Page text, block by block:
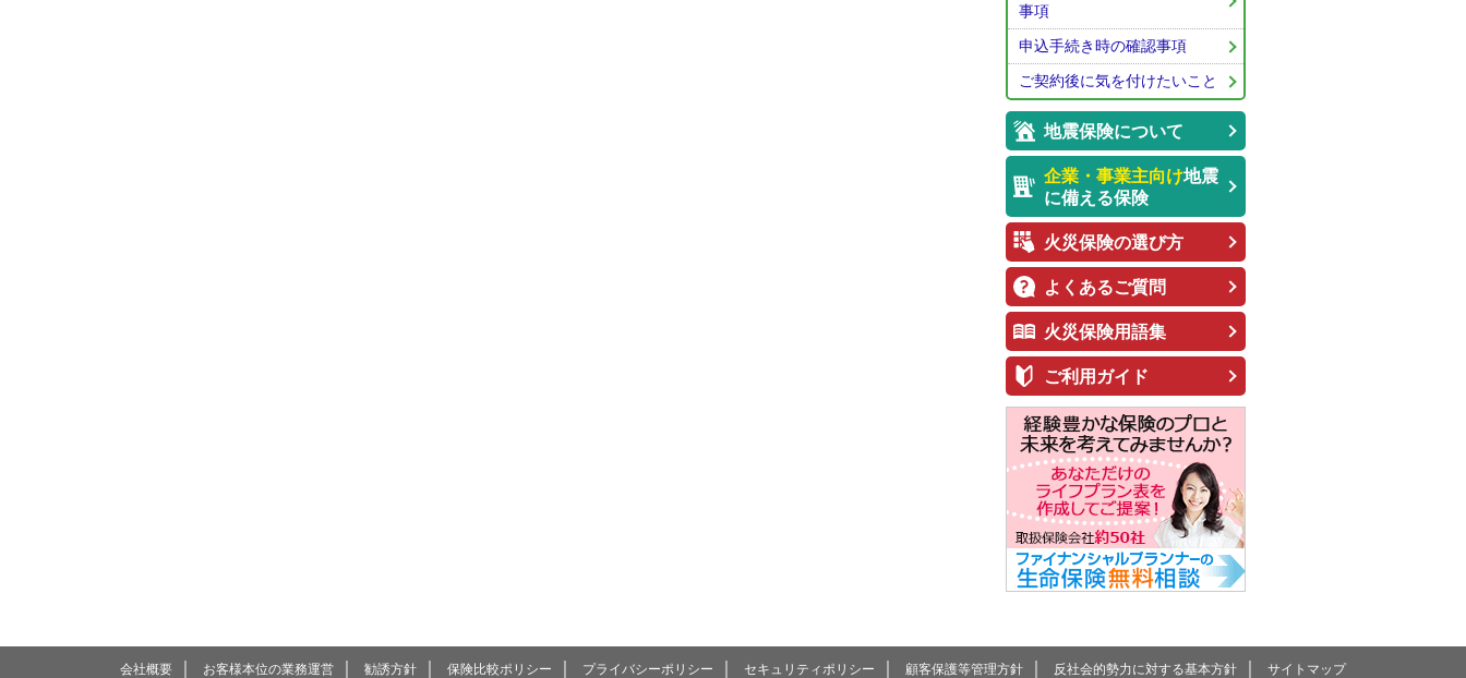
事項
申込手続き時の確認事項
ご契約後に気を付けたいこと
地震保険について
企業・事業主向け地震
に備える保険
火災保険の選び方
よくあるご質問
火災保険用語集
ご利用ガイド
会社概要 お客様本位の業務運営 勧誘方針 保険比較ポリシー プライバシーポリシー セキュリティポリシー 顧客保護等管理方針 反社会的勢力に対する基本方針 サイトマップ